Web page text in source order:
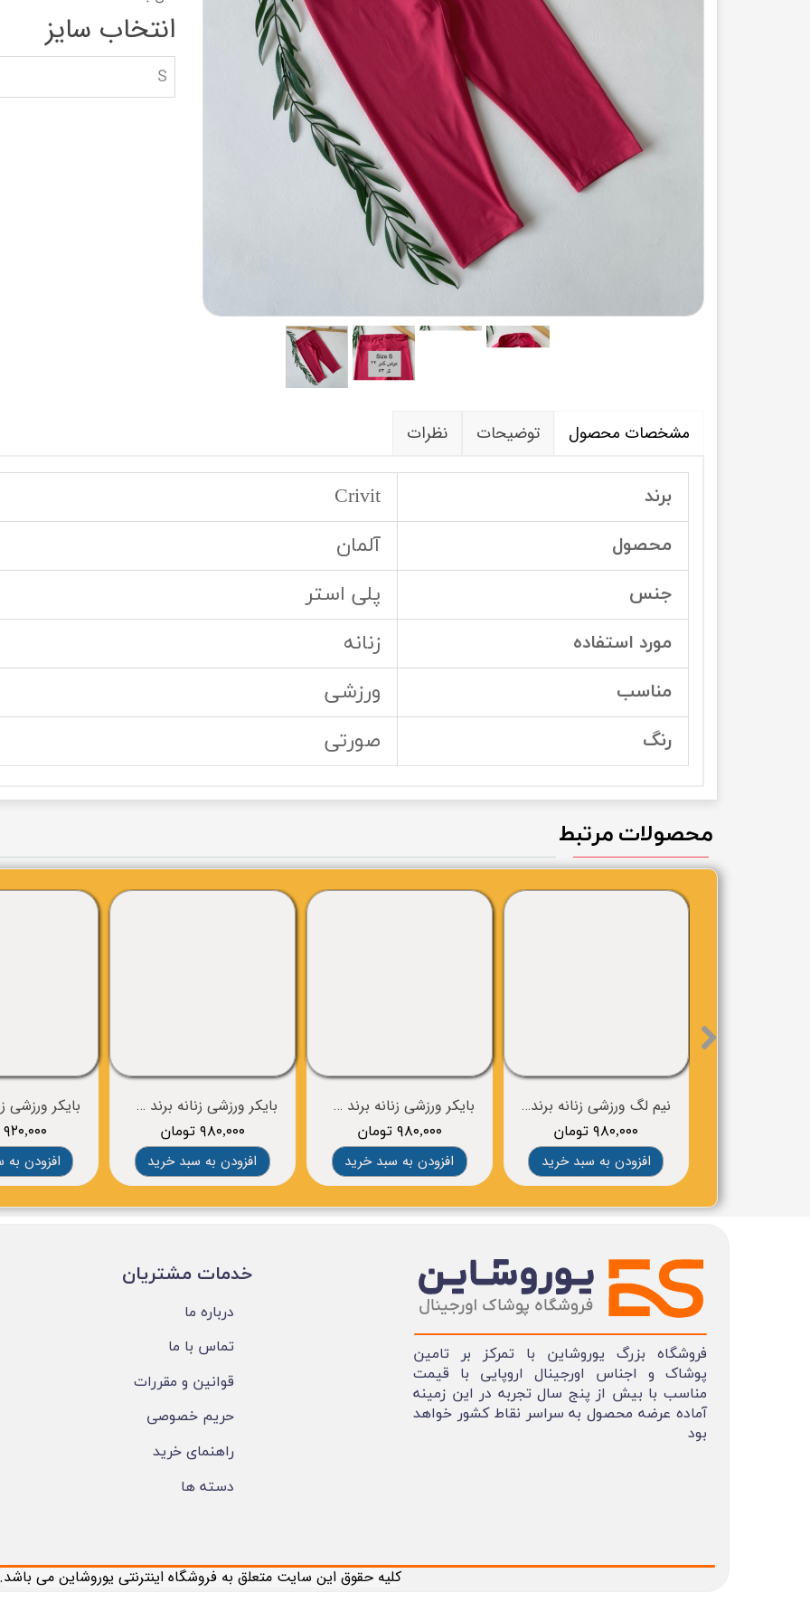
ست لباس مردانه ژاکت زنانه
مایو و گن
سرهم و تولوم
ست لباس زنانه
کیف و کفش
کاپشن زنانه
دستکش گلف
کاپشن بچه گانهانتخاب سایز
S
مشخصات محصول توضیحات نظرات
برند Crivit
محصول آلمان
جنس پلی استر
مورد استفاده زنانه
مناسب ورزشی
رنگ صورتی
۹۲۰,۰۰۰ تومان
افزودن
بایکر ورزشی زنانه برند CRIVIT
۹۸۰,۰۰۰ تومان
افزودن به سبد خرید
بایکر ورزشی زنانه برند CRIVIT
۹۸۰,۰۰۰ تومان
افزودن به سبد خرید
نیم لگ ورزشی زنانه برند crivit
۹۸۰,۰۰۰ تومان
افزودن به سبد خرید
محصولات مرتبط
فروشگاه بزرگ یوروشاین با تمرکز بر تامین
پوشاک و اجناس اورجینال اروپایی با قیمت
مناسب با بیش از پنج سال تجربه در این زمینه
آماده عرضه محصول به سراسر نقاط کشور خواهد
بود
​کلیه حقوق این سایت متعلق به فروشگاه اینترنتی یوروشاین می باشد.
​خدمات مشتریان
درباره ما
تماس با ما
قوانین و مقررات
حریم خصوصی
راهنمای خرید
دسته ها